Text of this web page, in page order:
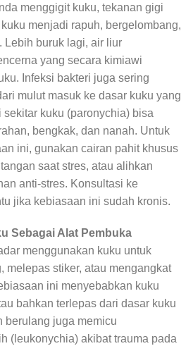
menggigit kuku, tekanan gigi
menjadi rapuh, bergelombang,
Lebih buruk lagi, air liur
yang secara kimiawi
Infeksi bakteri juga sering
mulut masuk ke dasar kuku yang
kuku (paronychia) bisa
bengkak, dan nanah. Untuk
ini, gunakan cairan pahit khusus
saat stres, atau alihkan
anti-stres. Konsultasi ke
jika kebiasaan ini sudah kronis.
Sebagai Alat Pembuka
menggunakan kuku untuk
melepas stiker, atau mengangkat
ini menyebabkan kuku
bahkan terlepas dari dasar kuku
berulang juga memicu
(leukonychia) akibat trauma pada